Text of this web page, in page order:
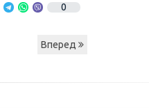
0
Вперед